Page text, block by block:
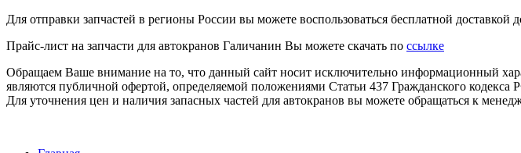
Для отправки запчастей в регионы России вы можете воспользоваться бесплатной доставкой
Прайс-лист на запчасти для автокранов Галичанин Вы можете скачать по ссылке
Обращаем Ваше внимание на то, что данный сайт носит исключительно информационный
являются публичной офертой, определяемой положениями Статьи 437 Гражданского кодекса
Для уточнения цен и наличия запасных частей для автокранов вы можете обращаться к